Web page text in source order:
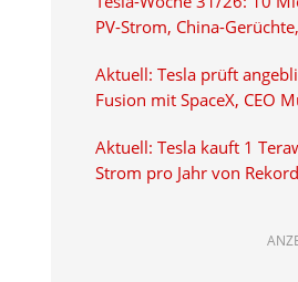
PV-Strom, China-
Aktuell: Tesla prüft
Fusion mit SpaceX, CEO
Aktuell: Tesla kauft 1
Strom pro Jahr von